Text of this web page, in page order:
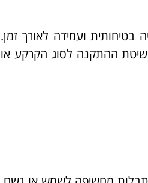
ועמידה לאורך זמן.
שיטת ההתקנה לסוג הקרקע או